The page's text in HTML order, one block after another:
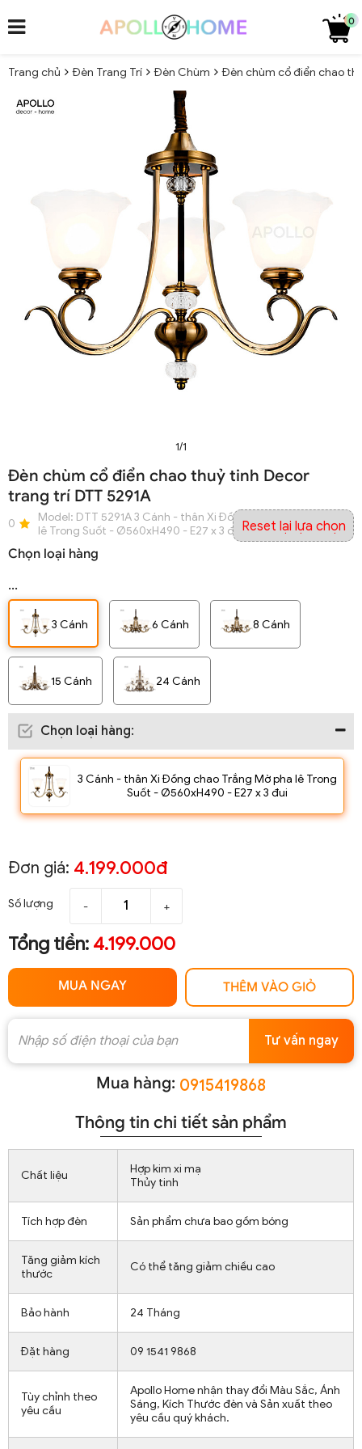
0
Trang chủ Đèn Trang Trí Đèn Chùm Đèn chùm cổ điển chao
1/1
Đèn chùm cổ điển chao thuỷ tinh Decor
trang trí DTT 5291A
0 Model: DTT 5291A 3 Cánh - thân Xi Đồng chao Trắng Mờ pha
lê Trong Suốt - Ø560xH490 - E27 x 3 đui
Chọn loại hàng
...
3 Cánh 6 Cánh 8 Cánh
15 Cánh 24 Cánh
Chọn loại hàng:
3 Cánh - thân Xi Đồng chao Trắng Mờ pha lê Trong
Suốt - Ø560xH490 - E27 x 3 đui
Reset lại lựa chọn
Đơn giá: 4.199.000đ
Số lượng - +
Tổng tiền: 4.199.000
MUA NGAY THÊM VÀO GIỎ
Tư vấn ngay
Mua hàng: 0915419868
Thông tin chi tiết sản phẩm
Chất liệu
Hợp kim xi mạ
Thủy tinh
Tích hợp đèn Sản phẩm chưa bao gồm bóng
Tăng giảm kích
thước
Có thể tăng giảm chiều cao
Bảo hành 24 Tháng
Đặt hàng 09 1541 9868
Tùy chỉnh theo
yêu cầu
Apollo Home nhận thay đổi Màu Sắc, Ánh
Sáng, Kích Thước đèn và Sản xuất theo
yêu cầu quý khách.